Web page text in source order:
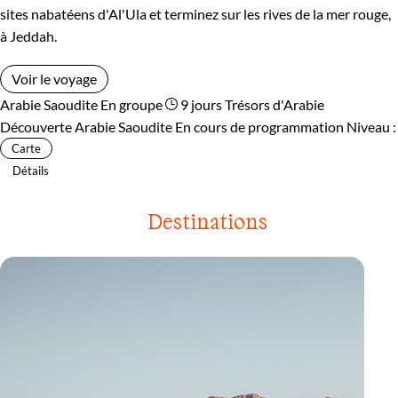
sites nabatéens d'Al'Ula et terminez sur les rives de la mer rouge,
à Jeddah.
Voir le voyage
Arabie Saoudite En groupe 9 joursTrésors d'Arabie
Découverte Arabie Saoudite En cours de programmation Niveau :
Carte
Détails
Destinations